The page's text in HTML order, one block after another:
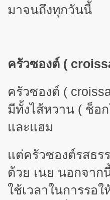
มาจนถึงทุกวันนี้
ครัวซองต์ (
ครัวซองต์ (
มีทั้งไส้หวาน ( ช็อ
และแฮม
แต่ครัวซองต์รสธ
ด้วย เนย นอกจาก
ใช้เวลาในการรอ